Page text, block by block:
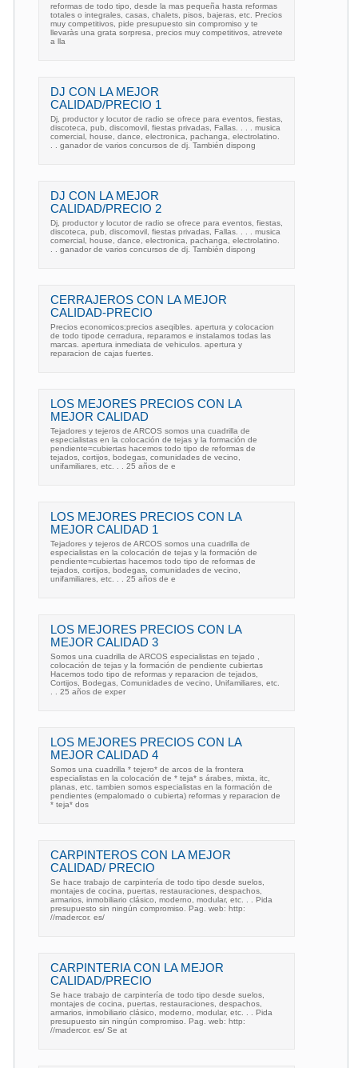
reformas de todo tipo, desde la mas pequeña hasta reformas
totales o integrales, casas, chalets, pisos, bajeras, etc. Precios
muy competitivos, pide presupuesto sin compromiso y te
llevaràs una grata sorpresa, precios muy competitivos, atrevete
a lla
DJ CON LA MEJOR
CALIDAD/PRECIO 1
Dj, productor y locutor de radio se ofrece para eventos, fiestas,
discoteca, pub, discomovil, fiestas privadas, Fallas. . . . musica
comercial, house, dance, electronica, pachanga, electrolatino.
. . ganador de varios concursos de dj. También dispong
DJ CON LA MEJOR
CALIDAD/PRECIO 2
Dj, productor y locutor de radio se ofrece para eventos, fiestas,
discoteca, pub, discomovil, fiestas privadas, Fallas. . . . musica
comercial, house, dance, electronica, pachanga, electrolatino.
. . ganador de varios concursos de dj. También dispong
CERRAJEROS CON LA MEJOR
CALIDAD-PRECIO
Precios economicos;precios aseqibles. apertura y colocacion
de todo tipode cerradura, reparamos e instalamos todas las
marcas. apertura inmediata de vehiculos. apertura y
reparacion de cajas fuertes.
LOS MEJORES PRECIOS CON LA
MEJOR CALIDAD
Tejadores y tejeros de ARCOS somos una cuadrilla de
especialistas en la colocación de tejas y la formación de
pendiente=cubiertas hacemos todo tipo de reformas de
tejados, cortijos, bodegas, comunidades de vecino,
unifamiliares, etc. . . 25 años de e
LOS MEJORES PRECIOS CON LA
MEJOR CALIDAD 1
Tejadores y tejeros de ARCOS somos una cuadrilla de
especialistas en la colocación de tejas y la formación de
pendiente=cubiertas hacemos todo tipo de reformas de
tejados, cortijos, bodegas, comunidades de vecino,
unifamiliares, etc. . . 25 años de e
LOS MEJORES PRECIOS CON LA
MEJOR CALIDAD 3
Somos una cuadrilla de ARCOS especialistas en tejado ,
colocación de tejas y la formación de pendiente cubiertas
Hacemos todo tipo de reformas y reparacion de tejados,
Cortijos, Bodegas, Comunidades de vecino, Unifamiliares, etc.
. . 25 años de exper
LOS MEJORES PRECIOS CON LA
MEJOR CALIDAD 4
Somos una cuadrilla * tejero* de arcos de la frontera
especialistas en la colocación de * teja* s árabes, mixta, itc,
planas, etc. tambien somos especialistas en la formación de
pendientes (empalomado o cubierta) reformas y reparacion de
* teja* dos
CARPINTEROS CON LA MEJOR
CALIDAD/ PRECIO
Se hace trabajo de carpintería de todo tipo desde suelos,
montajes de cocina, puertas, restauraciones, despachos,
armarios, inmobiliario clásico, moderno, modular, etc. . . Pida
presupuesto sin ningún compromiso. Pag. web: http:
//madercor. es/
CARPINTERIA CON LA MEJOR
CALIDAD/PRECIO
Se hace trabajo de carpintería de todo tipo desde suelos,
montajes de cocina, puertas, restauraciones, despachos,
armarios, inmobiliario clásico, moderno, modular, etc. . . Pida
presupuesto sin ningún compromiso. Pag. web: http:
//madercor. es/ Se at